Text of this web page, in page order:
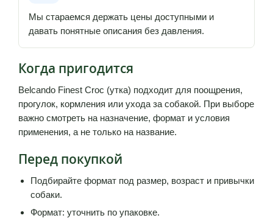
Мы стараемся держать цены доступными и
давать понятные описания без давления.
Когда пригодится
Belcando Finest Croc (утка) подходит для поощрения,
прогулок, кормления или ухода за собакой. При выборе
важно смотреть на назначение, формат и условия
применения, а не только на название.
Перед покупкой
Подбирайте формат под размер, возраст и привычки
собаки.
Формат: уточнить по упаковке.